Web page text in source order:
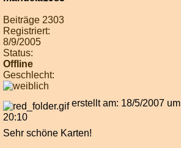
Beiträge 2303
Registriert:
8/9/2005
Status:
Offline
Geschlecht:
erstellt am: 18/5/2007 um
20:10
Sehr schöne Karten!